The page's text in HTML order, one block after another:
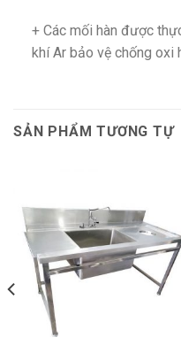
+ Các mối hàn được
khí Ar bảo vệ chống oxi
SẢN PHẨM TƯƠNG TỰ